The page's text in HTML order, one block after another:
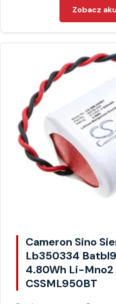
Zobacz
Cameron Sino
Lb350334
4.80Wh Li-Mno2
CSSML950BT